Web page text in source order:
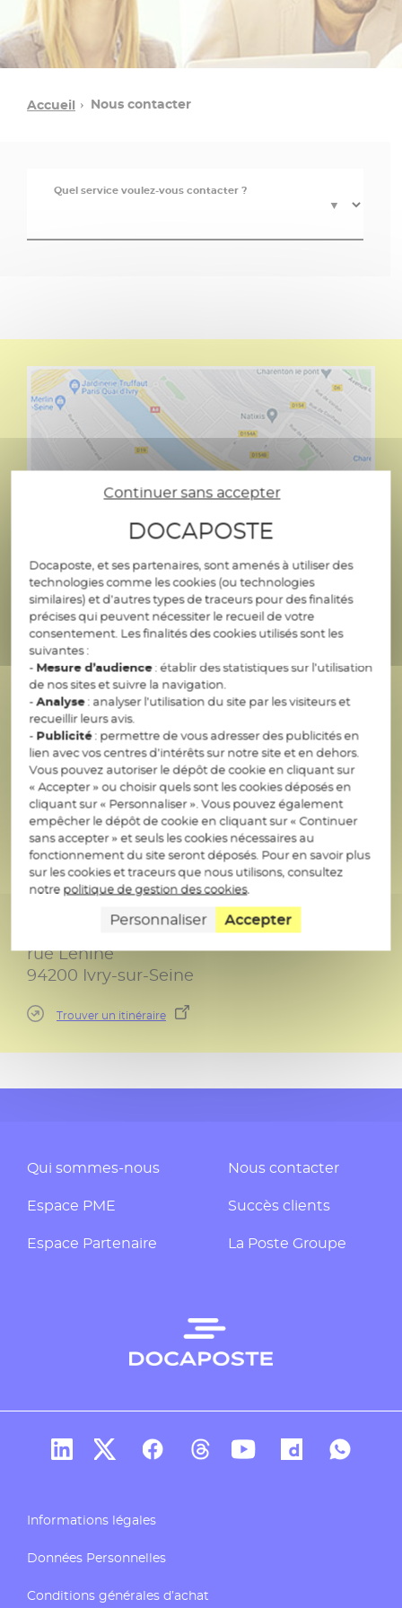
Accueil Nous contacter
Quel service voulez-vous contacter ?
▼
Plan d’accès
Adresse postale
45/47 boulevard Paul Vaillant Couturier
94200 Ivry-sur-Seine
Accueil visiteurs
46/47 quai Jean Compagnon
94200 Ivry-sur-Seine
rue Lénine
94200 Ivry-sur-Seine
Trouver un itinéraire
Qui sommes-nous
Espace PME
Espace Partenaire
Nous contacter
Succès clients
La Poste Groupe
Compte Linkedin de Docaposte
Compte X de Docaposte
Compte Facebook de Docaposte
Compte Threads de
Compte Youtube de
CompteCompte
Informations légales
Données Personnelles
Conditions générales d’achat
Continuer sans accepter
DOCAPOSTE
Docaposte, et ses partenaires, sont amenés à utiliser des
technologies comme les cookies (ou technologies
similaires) et d’autres types de traceurs pour des finalités
précises qui peuvent nécessiter le recueil de votre
consentement. Les finalités des cookies utilisés sont les
suivantes :
- Mesure d’audience: établir des statistiques sur l’utilisation
de nos sites et suivre la navigation.
-Analyse: analyser l’utilisation du site par les visiteurs et
recueillir leurs avis.
- Publicité: permettre de vous adresser des publicités en
lien avec vos centres d’intérêts sur notre site et en dehors.
Vous pouvez autoriser le dépôt de cookie en cliquant sur
« Accepter » ou choisir quels sont les cookies déposés en
cliquant sur « Personnaliser ». Vous pouvez également
empêcher le dépôt de cookie en cliquant sur « Continuer
sans accepter » et seuls les cookies nécessaires au
fonctionnement du site seront déposés. Pour en savoir plus
sur les cookies et traceurs que nous utilisons, consultez
notre politique de gestion des cookies.
Personnaliser Accepter